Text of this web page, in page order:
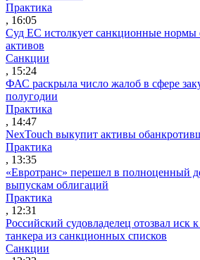
Практика
, 16:05
Суд ЕС истолкует санкционные нормы
активов
Санкции
, 15:24
ФАС раскрыла число жалоб в сфере
полугодии
Практика
, 14:47
NexTouch выкупит активы
Практика
, 13:35
«Евротранс» перешел в полноценный
выпускам облигаций
Практика
, 12:31
Российский судовладелец отозвал иск
танкера из санкционных списков
Санкции